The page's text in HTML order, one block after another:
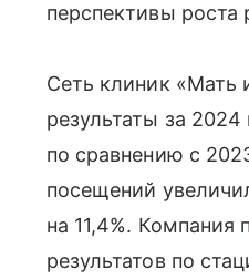
перспективы
Сеть клиник «Мать
результаты за
по сравнению с
посещений
на 11,4%. Компания
результатов по